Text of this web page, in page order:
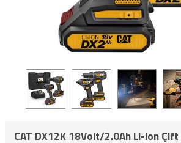
CAT DX12K 18Volt/2.0Ah Li-ion